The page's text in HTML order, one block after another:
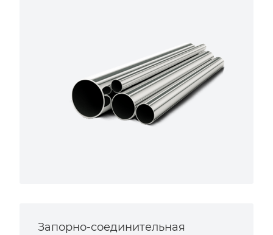
Запорно-соединительная